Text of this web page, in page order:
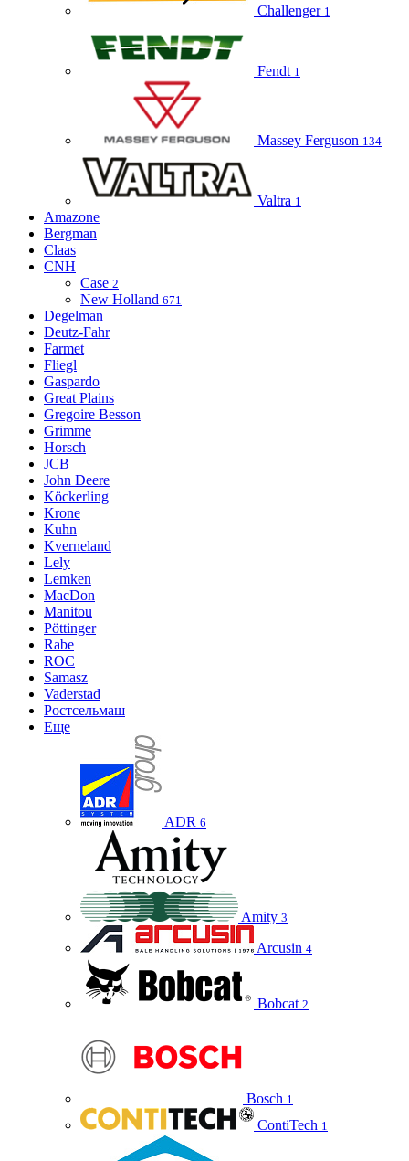
Challenger 1
Fendt 1
Massey Ferguson 134
Valtra 1
Amazone
Bergman
Claas
CNH
Case 2
New Holland 671
Degelman
Deutz-Fahr
Farmet
Fliegl
Gaspardo
Great Plains
Gregoire Besson
Grimme
Horsch
JCB
John Deere
Köckerling
Krone
Kuhn
Kverneland
Lely
Lemken
MacDon
Manitou
Pöttinger
Rabe
ROC
Samasz
Vaderstad
Ростсельмаш
Еще
ADR 6
Amity 3
Arcusin 4
Bobcat 2
Bosch 1
ContiTech 1